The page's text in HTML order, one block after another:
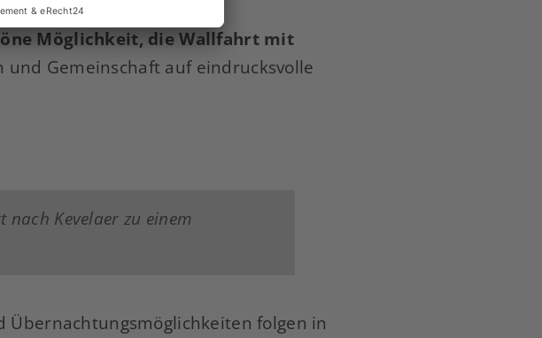
Möglichkeit, die Wallfahrt mit
und Gemeinschaft auf eindrucksvolle
Kevelaer zu einem
folgen in